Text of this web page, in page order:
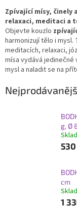
Zpívající mísy, činely
relaxaci, meditaci a
Objevte kouzlo
harmonizují tělo i
meditacích, relaxaci,
mísa vydává
mysl a naladit se na
g, Ø
cm
1